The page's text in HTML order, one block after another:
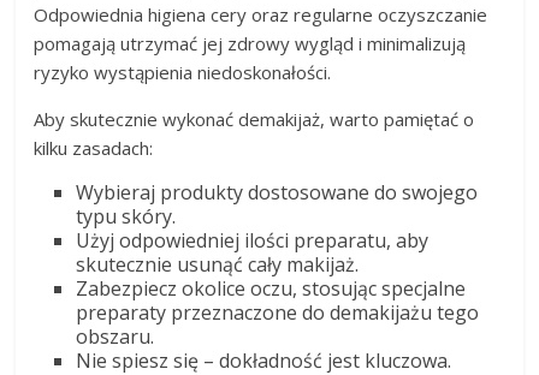
Odpowiednia higiena cery oraz regularne oczyszczanie
pomagają utrzymać jej zdrowy wygląd i minimalizują
ryzyko wystąpienia niedoskonałości.
Aby skutecznie wykonać demakijaż, warto pamiętać o
kilku zasadach:
Wybieraj produkty dostosowane do swojego
typu skóry.
Użyj odpowiedniej ilości preparatu, aby
skutecznie usunąć cały makijaż.
Zabezpiecz okolice oczu, stosując specjalne
preparaty przeznaczone do demakijażu tego
obszaru.
Nie spiesz się – dokładność jest kluczowa.